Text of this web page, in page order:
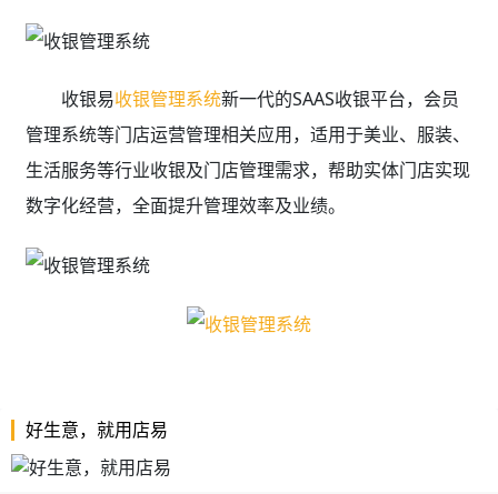
收银易收银管理系统新一代的SAAS收银平台， 会员
管理系统等门店运营管理相关应用， 适用于美业、服装、
生活服务等行业收银及门店管理需求，帮助实体门店实现
数字化经营，全面提升管理效率及业绩。
好生意，就用店易